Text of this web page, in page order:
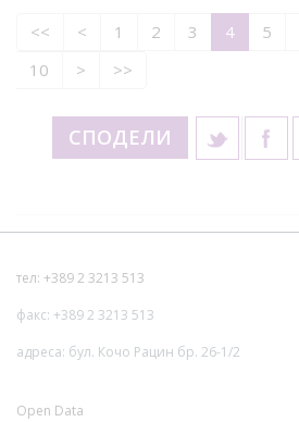
<< < 1 2 3 4 5
10
> >>
СПОДЕЛИ
тел: +389 2 3213 513
факс: +389 2 3213 513
адреса: бул. Кочо Рацин бр. 26-1/2
Open Data